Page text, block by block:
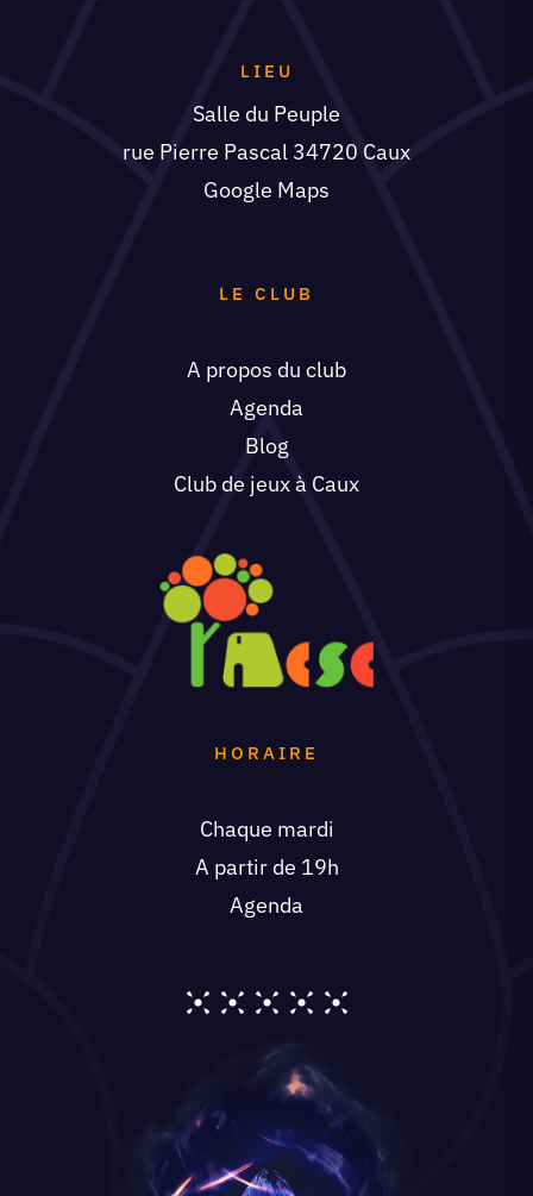
LIEU
Salle du Peuple
rue Pierre Pascal 34720 Caux
Google Maps
LE CLUB
A propos du club
Agenda
Blog
Club de jeux à Caux
HORAIRE
Chaque mardi
A partir de 19h
Agenda